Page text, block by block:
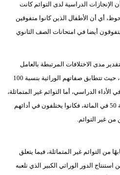
الدراسية لدى التوائم كانت
أي أن الأطفال الذين كانوا متفوقين
يتفوقون أيضا في امتحانات الصف الثانوي
مدى الاختلافات المرتبطة بالعامل
الوراثي، وفي حالة التوائم المتماثلة، حيث تتطابق صفاتهم الوراثية بنسبة 100
الدراسي، أما التوائم غير المتماثلة،
الذين تتشابه صفاتهم الوراثية بنسبة 50 في المائة، فكانوا يختلفون في أدائهم
من غير التوائم.
من التوائم غير المتماثلة، فيما يتعلق
الدور الوراثي الكبير الذي تلعبه